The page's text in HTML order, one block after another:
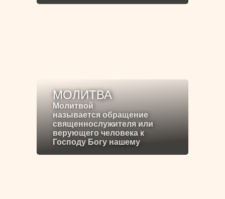
МОЛИТВА
Молитвой
называется обращение
священнослужителя или
верующего человека к
Господу Богу нашему